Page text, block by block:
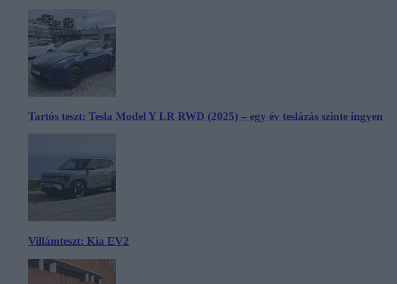
Tartós teszt: Tesla Model Y LR RWD (2025) – egy év teslázás szinte ingyen
Villámteszt: Kia EV2